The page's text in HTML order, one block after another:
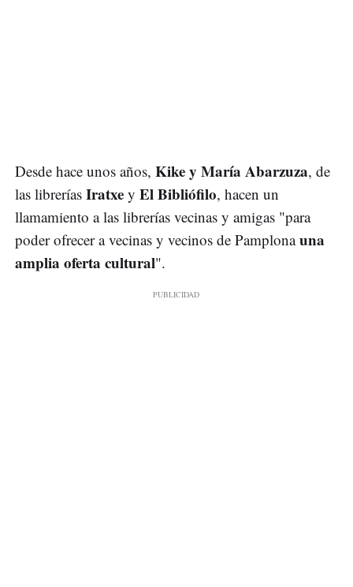
Desde hace unos años, Kike y María Abarzuza, de
las librerías Iratxe y El Bibliófilo, hacen un
llamamiento a las librerías vecinas y amigas "para
poder ofrecer a vecinas y vecinos de Pamplonauna
amplia oferta cultural".